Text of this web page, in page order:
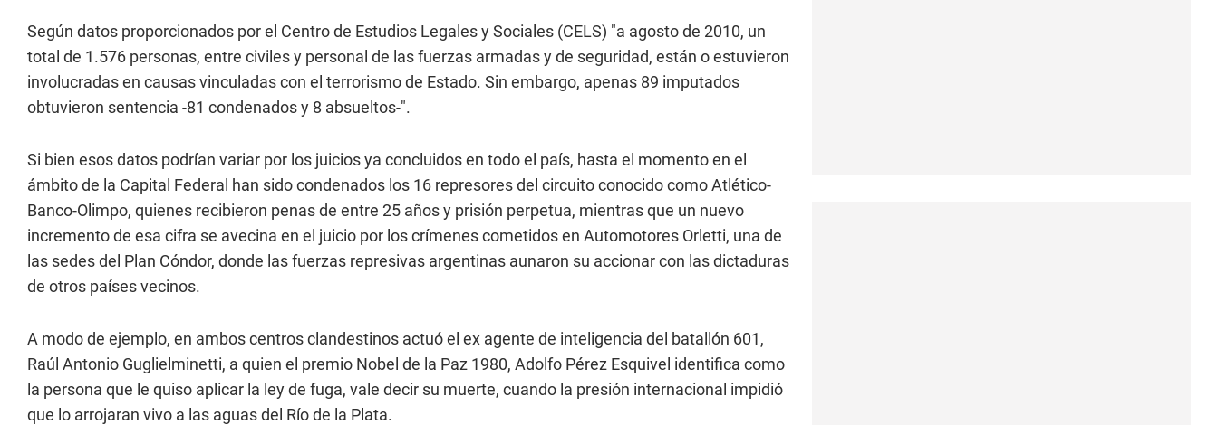
Según datos proporcionados por el Centro de Estudios Legales y Sociales (CELS) "a agosto de 2010, un
total de 1.576 personas, entre civiles y personal de las fuerzas armadas y de seguridad, están o estuvieron
involucradas en causas vinculadas con el terrorismo de Estado. Sin embargo, apenas 89 imputados
obtuvieron sentencia -81 condenados y 8 absueltos-".
Si bien esos datos podrían variar por los juicios ya concluidos en todo el país, hasta el momento en el
ámbito de la Capital Federal han sido condenados los 16 represores del circuito conocido como Atlético-
Banco-Olimpo, quienes recibieron penas de entre 25 años y prisión perpetua, mientras que un nuevo
incremento de esa cifra se avecina en el juicio por los crímenes cometidos en Automotores Orletti, una de
las sedes del Plan Cóndor, donde las fuerzas represivas argentinas aunaron su accionar con las dictaduras
de otros países vecinos.
A modo de ejemplo, en ambos centros clandestinos actuó el ex agente de inteligencia del batallón 601,
Raúl Antonio Guglielminetti, a quien el premio Nobel de la Paz 1980, Adolfo Pérez Esquivel identifica como
la persona que le quiso aplicar la ley de fuga, vale decir su muerte, cuando la presión internacional impidió
que lo arrojaran vivo a las aguas del Río de la Plata.